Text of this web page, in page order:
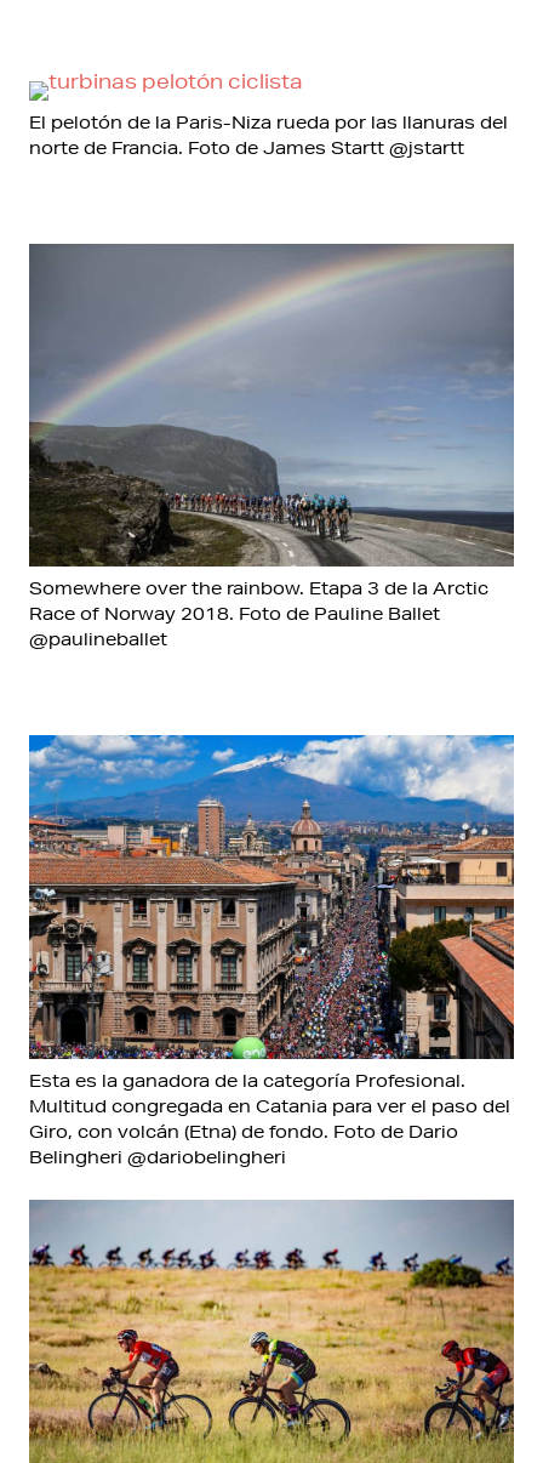
El pelotón de la Paris-Niza rueda por las llanuras del
norte de Francia. Foto de James Startt @jstartt
Somewhere over the rainbow. Etapa 3 de la Arctic
Race of Norway 2018. Foto de Pauline Ballet
@paulineballet
Esta es la ganadora de la categoría Profesional.
Multitud congregada en Catania para ver el paso del
Giro, con volcán (Etna) de fondo. Foto de Dario
Belingheri @dariobelingheri